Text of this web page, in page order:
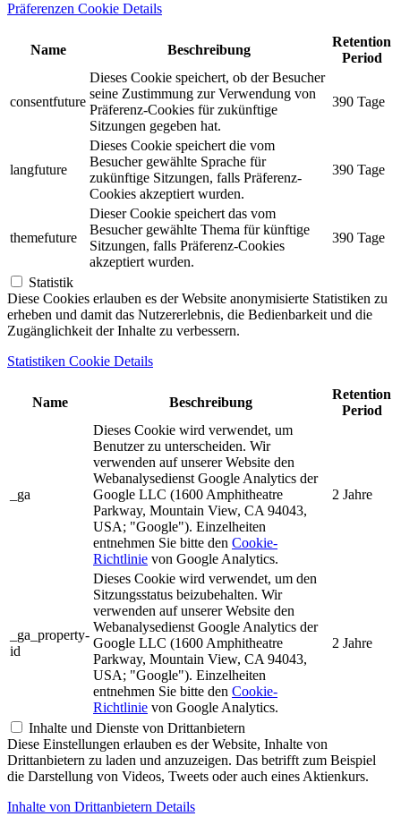
Präferenzen Cookie Details
Name Beschreibung
Retention
Period
consentfuture
Dieses Cookie speichert, ob der Besucher
seine Zustimmung zur Verwendung von
Präferenz-Cookies für zukünftige
Sitzungen gegeben hat.
390 Tage
langfuture
Dieses Cookie speichert die vom
Besucher gewählte Sprache für
zukünftige Sitzungen, falls Präferenz-
Cookies akzeptiert wurden.
390 Tage
themefuture
Dieser Cookie speichert das vom
Besucher gewählte Thema für künftige
Sitzungen, falls Präferenz-Cookies
akzeptiert wurden.
390 Tage
Statistik
Diese Cookies erlauben es der Website anonymisierte Statistiken zu
erheben und damit das Nutzererlebnis, die Bedienbarkeit und die
Zugänglichkeit der Inhalte zu verbessern.
Statistiken Cookie Details
Name Beschreibung
Retention
Period
_ga
Dieses Cookie wird verwendet, um
Benutzer zu unterscheiden. Wir
verwenden auf unserer Website den
Webanalysedienst Google Analytics der
Google LLC (1600 Amphitheatre
Parkway, Mountain View, CA 94043,
USA; "Google"). Einzelheiten
entnehmen Sie bitte den Cookie-
Richtlinie von Google Analytics.
2 Jahre
_ga_property-
id
Dieses Cookie wird verwendet, um den
Sitzungsstatus beizubehalten. Wir
verwenden auf unserer Website den
Webanalysedienst Google Analytics der
Google LLC (1600 Amphitheatre
Parkway, Mountain View, CA 94043,
USA; "Google"). Einzelheiten
entnehmen Sie bitte den Cookie-
Richtlinie von Google Analytics.
2 Jahre
Inhalte und Dienste von Drittanbietern
Diese Einstellungen erlauben es der Website, Inhalte von
Drittanbietern zu laden und anzuzeigen. Das betrifft zum Beispiel
die Darstellung von Videos, Tweets oder auch eines Aktienkurs.
Inhalte von Drittanbietern Details